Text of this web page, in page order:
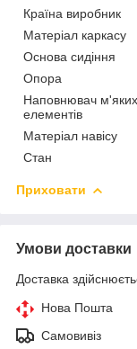
Країна виробник
Матеріал каркасу
Основа сидіння
Опора
Наповнювач м'яких
елементів
Матеріал навісу
Стан
Приховати
Умови доставки
Доставка
Нова Пошта
Самовивіз